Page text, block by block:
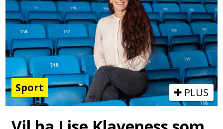
Sport PLUS